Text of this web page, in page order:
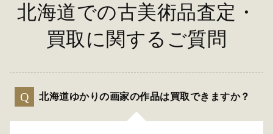
北海道での古美術品査定・
買取に関するご質問
北海道ゆかりの画家の作品は買取できますか？